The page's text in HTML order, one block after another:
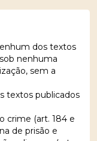
dos textos
nenhuma
sem a
textos publicados
crime (art. 184 e
de prisão e